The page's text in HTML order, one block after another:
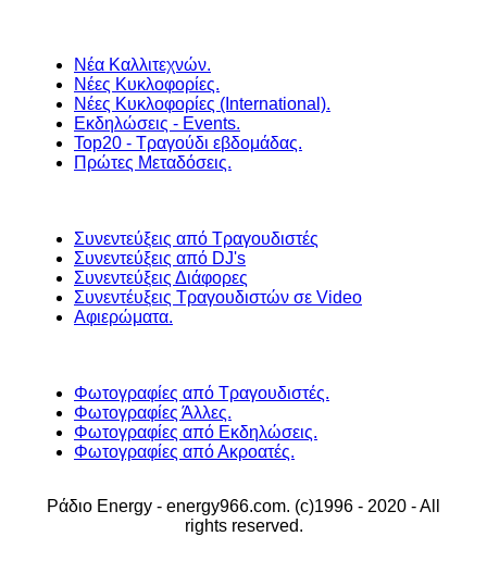
Νέα Καλλιτεχνών.
Νέες Κυκλοφορίες.
Νέες Κυκλοφορίες (International).
Εκδηλώσεις - Events.
Top20 - Τραγούδι εβδομάδας.
Πρώτες Μεταδόσεις.
Συνεντεύξεις από Τραγουδιστές
Συνεντεύξεις από DJ's
Συνεντεύξεις Διάφορες
Συνεντέυξεις Τραγουδιστών σε Video
Αφιερώματα.
Φωτογραφίες από Τραγουδιστές.
Φωτογραφίες Άλλες.
Φωτογραφίες από Εκδηλώσεις.
Φωτογραφίες από Ακροατές.
Ράδιο Energy - energy966.com. (c)1996 - 2020 - All
rights reserved.